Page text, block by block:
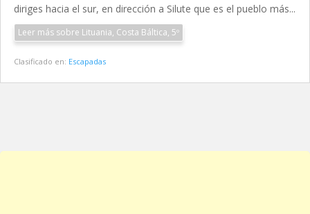
diriges hacia el sur, en dirección a Silute que es el pueblo más...
Leer más sobre Lituania, Costa Báltica, 5º
Clasificado en: Escapadas